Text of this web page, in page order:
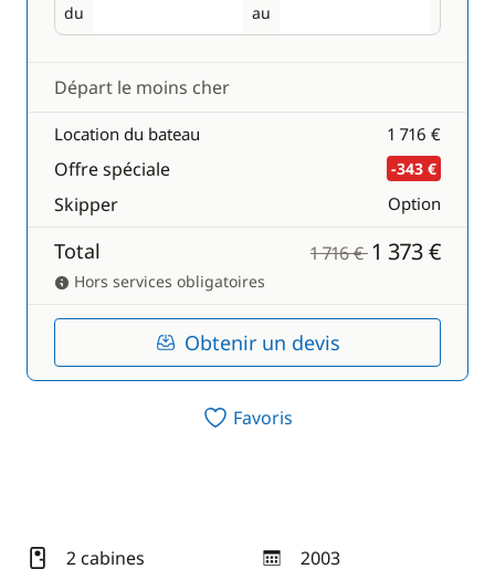
du
Départ au
Retour
Départ le moins cher
Location du bateau 1 716 €
Offre spéciale -343 €
Skipper Option
Total 1 716 €1 373 €
Hors services obligatoires
Obtenir un devis
Favoris
2 cabines 2003